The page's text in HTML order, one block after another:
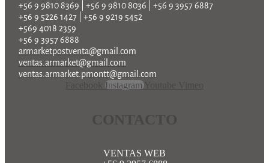
+56 9 9810 8369 | +56 9 9810 8036 | +56 9 3957 6887
+56 9 5226 1427 | +56 9 9219 5452
+569 4018 2359
+56 9 3957 6888
armarketpostventa@gmail.com
ventas.armarket@gmail.com
ventas.armarket.pmontt@gmail.com
Instagram
VENTAS WEB